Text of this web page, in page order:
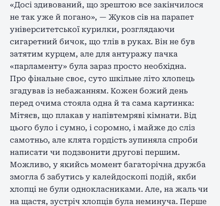
«Досі здивований, що зрештою все закінчилося
не так уже й погано», — Жуков сів на парапет
університетської курилки, розглядаючи
сигаретний бичок, що тлів в руках. Він не був
затятим курцем, але для антуражу пачка
«парламенту» була зараз просто необхідна.
Про фінальне своє, суто шкільне літо хлопець
згадував із небажанням. Кожен божий день
перед очима стояла одна й та сама картинка:
Мітяєв, що плакав у напівтемряві кімнати. Від
цього було і сумно, і соромно, і майже до сліз
самотньо, але клята гордість зупиняла спроби
написати чи подзвонити другові першим.
Можливо, у якийсь момент багаторічна дружба
змогла б забутись у калейдоскопі подій, якби
хлопці не були однокласниками. Але, на жаль чи
на щастя, зустріч хлопців була неминуча. Перше